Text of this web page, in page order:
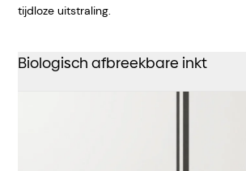
tijdloze uitstraling.
Biologisch afbreekbare inkt